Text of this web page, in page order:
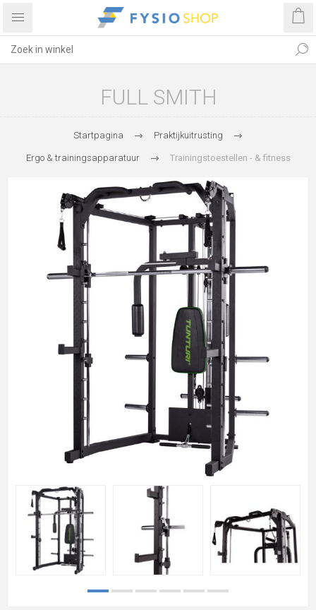
FULL SMITH
Startpagina Praktijkuitrusting
Ergo & trainingsapparatuur Trainingstoestellen - & fitness